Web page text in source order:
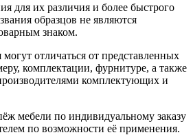
для их различия и более быстрого
образцов не являются
знаком.
отличаться от представленных
комплектации, фурнитуре, а также
комплектующих и
мебели по индивидуальному заказу
по возможности её применения.